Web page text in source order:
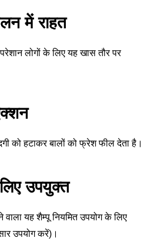
में राहत
लोगों के लिए यह खास तौर पर
को हटाकर बालों को फ्रेश फील देता है।
उपयुक्त
यह शैम्पू नियमित उपयोग के लिए
उपयोग करें)।